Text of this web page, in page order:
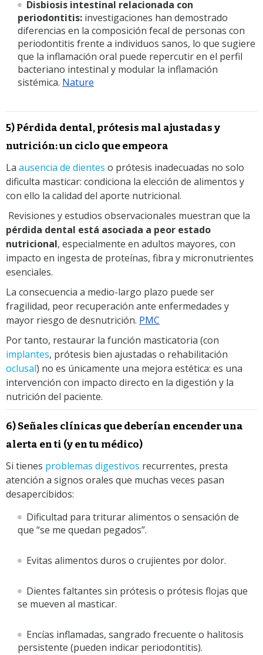
Disbiosis intestinal relacionada con
periodontitis: investigaciones han demostrado
diferencias en la composición fecal de personas con
periodontitis frente a individuos sanos, lo que sugiere
que la inflamación oral puede repercutir en el perfil
bacteriano intestinal y modular la inflamación
sistémica. Nature
5) Pérdida dental, prótesis mal ajustadas y
nutrición: un ciclo que empeora
La ausencia de dientes o prótesis inadecuadas no solo
dificulta masticar: condiciona la elección de alimentos y
con ello la calidad del aporte nutricional.
Revisiones y estudios observacionales muestran que la
pérdida dental está asociada a peor estado
nutricional, especialmente en adultos mayores, con
impacto en ingesta de proteínas, fibra y micronutrientes
esenciales.
La consecuencia a medio-largo plazo puede ser
fragilidad, peor recuperación ante enfermedades y
mayor riesgo de desnutrición. PMC
Por tanto, restaurar la función masticatoria (con
implantes, prótesis bien ajustadas o rehabilitación
oclusal) no es únicamente una mejora estética: es una
intervención con impacto directo en la digestión y la
nutrición del paciente.
6) Señales clínicas que deberían encender una
alerta en ti (y en tu médico)
Si tienes problemas digestivos recurrentes, presta
atención a signos orales que muchas veces pasan
desapercibidos:
Dificultad para triturar alimentos o sensación de
que “se me quedan pegados”.
Evitas alimentos duros o crujientes por dolor.
Dientes faltantes sin prótesis o prótesis flojas que
se mueven al masticar.
Encías inflamadas, sangrado frecuente o halitosis
persistente (pueden indicar periodontitis).